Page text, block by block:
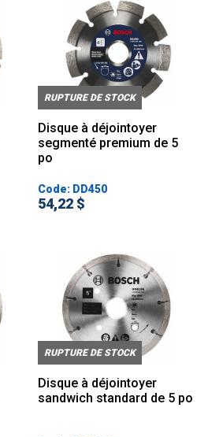
RUPTURE DE STOCK
Disque à déjointoyer
segmenté premium de 5
po
Code: DD450
54,22 $
RUPTURE DE STOCK
Disque à déjointoyer
sandwich standard de 5 po